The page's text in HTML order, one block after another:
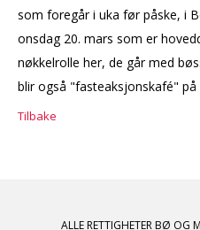
som foregår i uka før påske, i
onsdag 20. mars som er
nøkkelrolle her, de går med
blir også "fasteaksjonskafé"
Tilbake
ALLE RETTIGHETER BØ OG